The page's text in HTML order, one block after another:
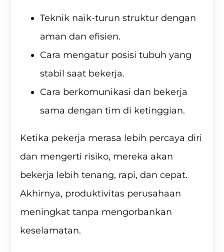
Teknik naik-turun struktur dengan
aman dan efisien.
Cara mengatur posisi tubuh yang
stabil saat bekerja.
Cara berkomunikasi dan bekerja
sama dengan tim di ketinggian.
Ketika pekerja merasa lebih percaya diri
dan mengerti risiko, mereka akan
bekerja lebih tenang, rapi, dan cepat.
Akhirnya, produktivitas perusahaan
meningkat tanpa mengorbankan
keselamatan.